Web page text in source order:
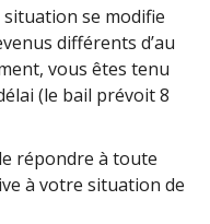
se modifie
différents d’au
vous êtes tenu
(le bail prévoit 8
répondre à toute
à votre situation de